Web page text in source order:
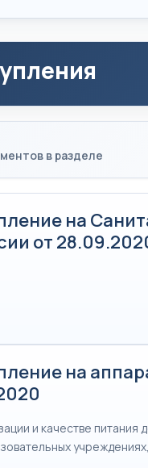
в разделе
на
от
на
и качестве питания